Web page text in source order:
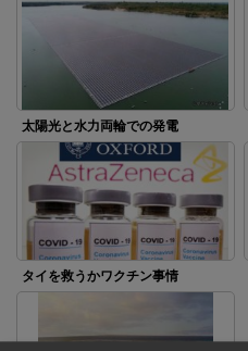
太陽光と水力両輪での発電
タイを救うかワクチン事情